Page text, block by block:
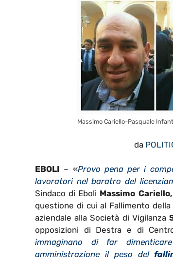
Massimo Cariello-Pasquale
da
EBOLI – «Provo pena per i
lavoratori nel baratro del
Sindaco di Eboli Massimo Cariello,
questione di cui al Fallimento della
aziendale alla Società di Vigilanza
opposizioni di Destra e di
immaginano di far
amministrazione il peso del